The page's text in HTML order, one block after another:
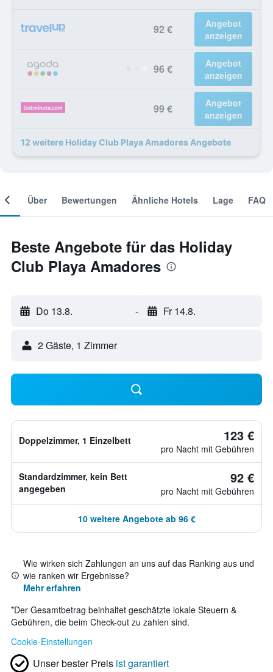
92 €
Angebot
anzeigen
96 €
Angebot
anzeigen
99 €
Angebot
anzeigen
12 weitere Holiday Club Playa Amadores Angebote
Über Bewertungen Ähnliche Hotels Lage FAQ
Beste Angebote für das Holiday
Club Playa Amadores
Do 13.8. - Fr 14.8.
2 Gäste, 1 Zimmer
Doppelzimmer, 1 Einzelbett 123 €
pro Nacht mit Gebühren
Standardzimmer, kein Bett
angegeben
92 €
pro Nacht mit Gebühren
10 weitere Angebote ab 96 €
Wie wirken sich Zahlungen an uns auf das Ranking aus und
wie ranken wir Ergebnisse?
Mehr erfahren
*Der Gesamtbetrag beinhaltet geschätzte lokale Steuern &
Gebühren, die beim Check-out zu zahlen sind.
Cookie-Einstellungen
Unser bester Preis ist garantiert